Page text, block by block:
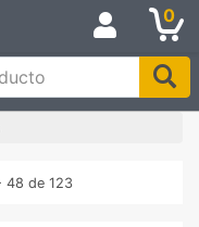
0
48 de 123